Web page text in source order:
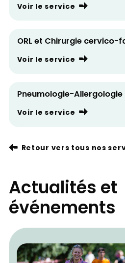
Voir le service
ORL et Chirurgie cervico-
Voir le service
Pneumologie-Allergologie
Voir le service
Retour vers tous nos
Actualités et
événements